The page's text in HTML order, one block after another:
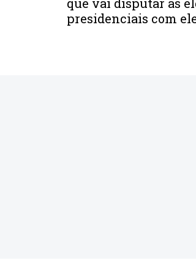
presidenciais com